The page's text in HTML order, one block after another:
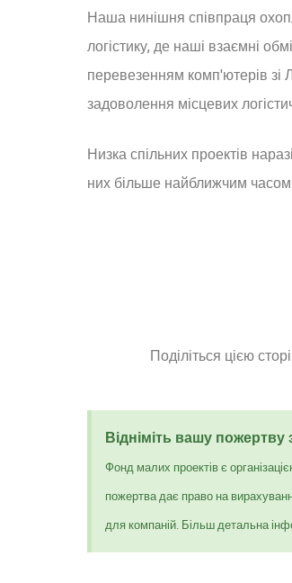
Наша нинішня співпраця
логістику, де наші взаємні
перевезенням комп'ютерів
задоволення місцевих
Низка спільних проектів
них більше найближчим часом.
Поділіться цією
Відніміть вашу пожертву
Фонд малих проектів є
пожертва дає право на
для компаній. Більш детальна